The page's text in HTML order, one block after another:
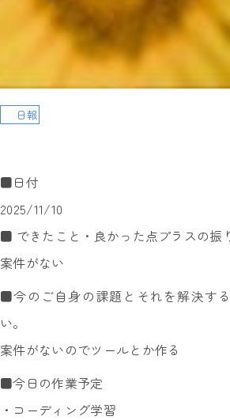
日報
■日付
2025/11/10
■ できたこと・良かった点プラスの振
案件がない
■今のご自身の課題とそれを解決す
い。
案件がないのでツールとか作る
■今日の作業予定
・コーディング学習